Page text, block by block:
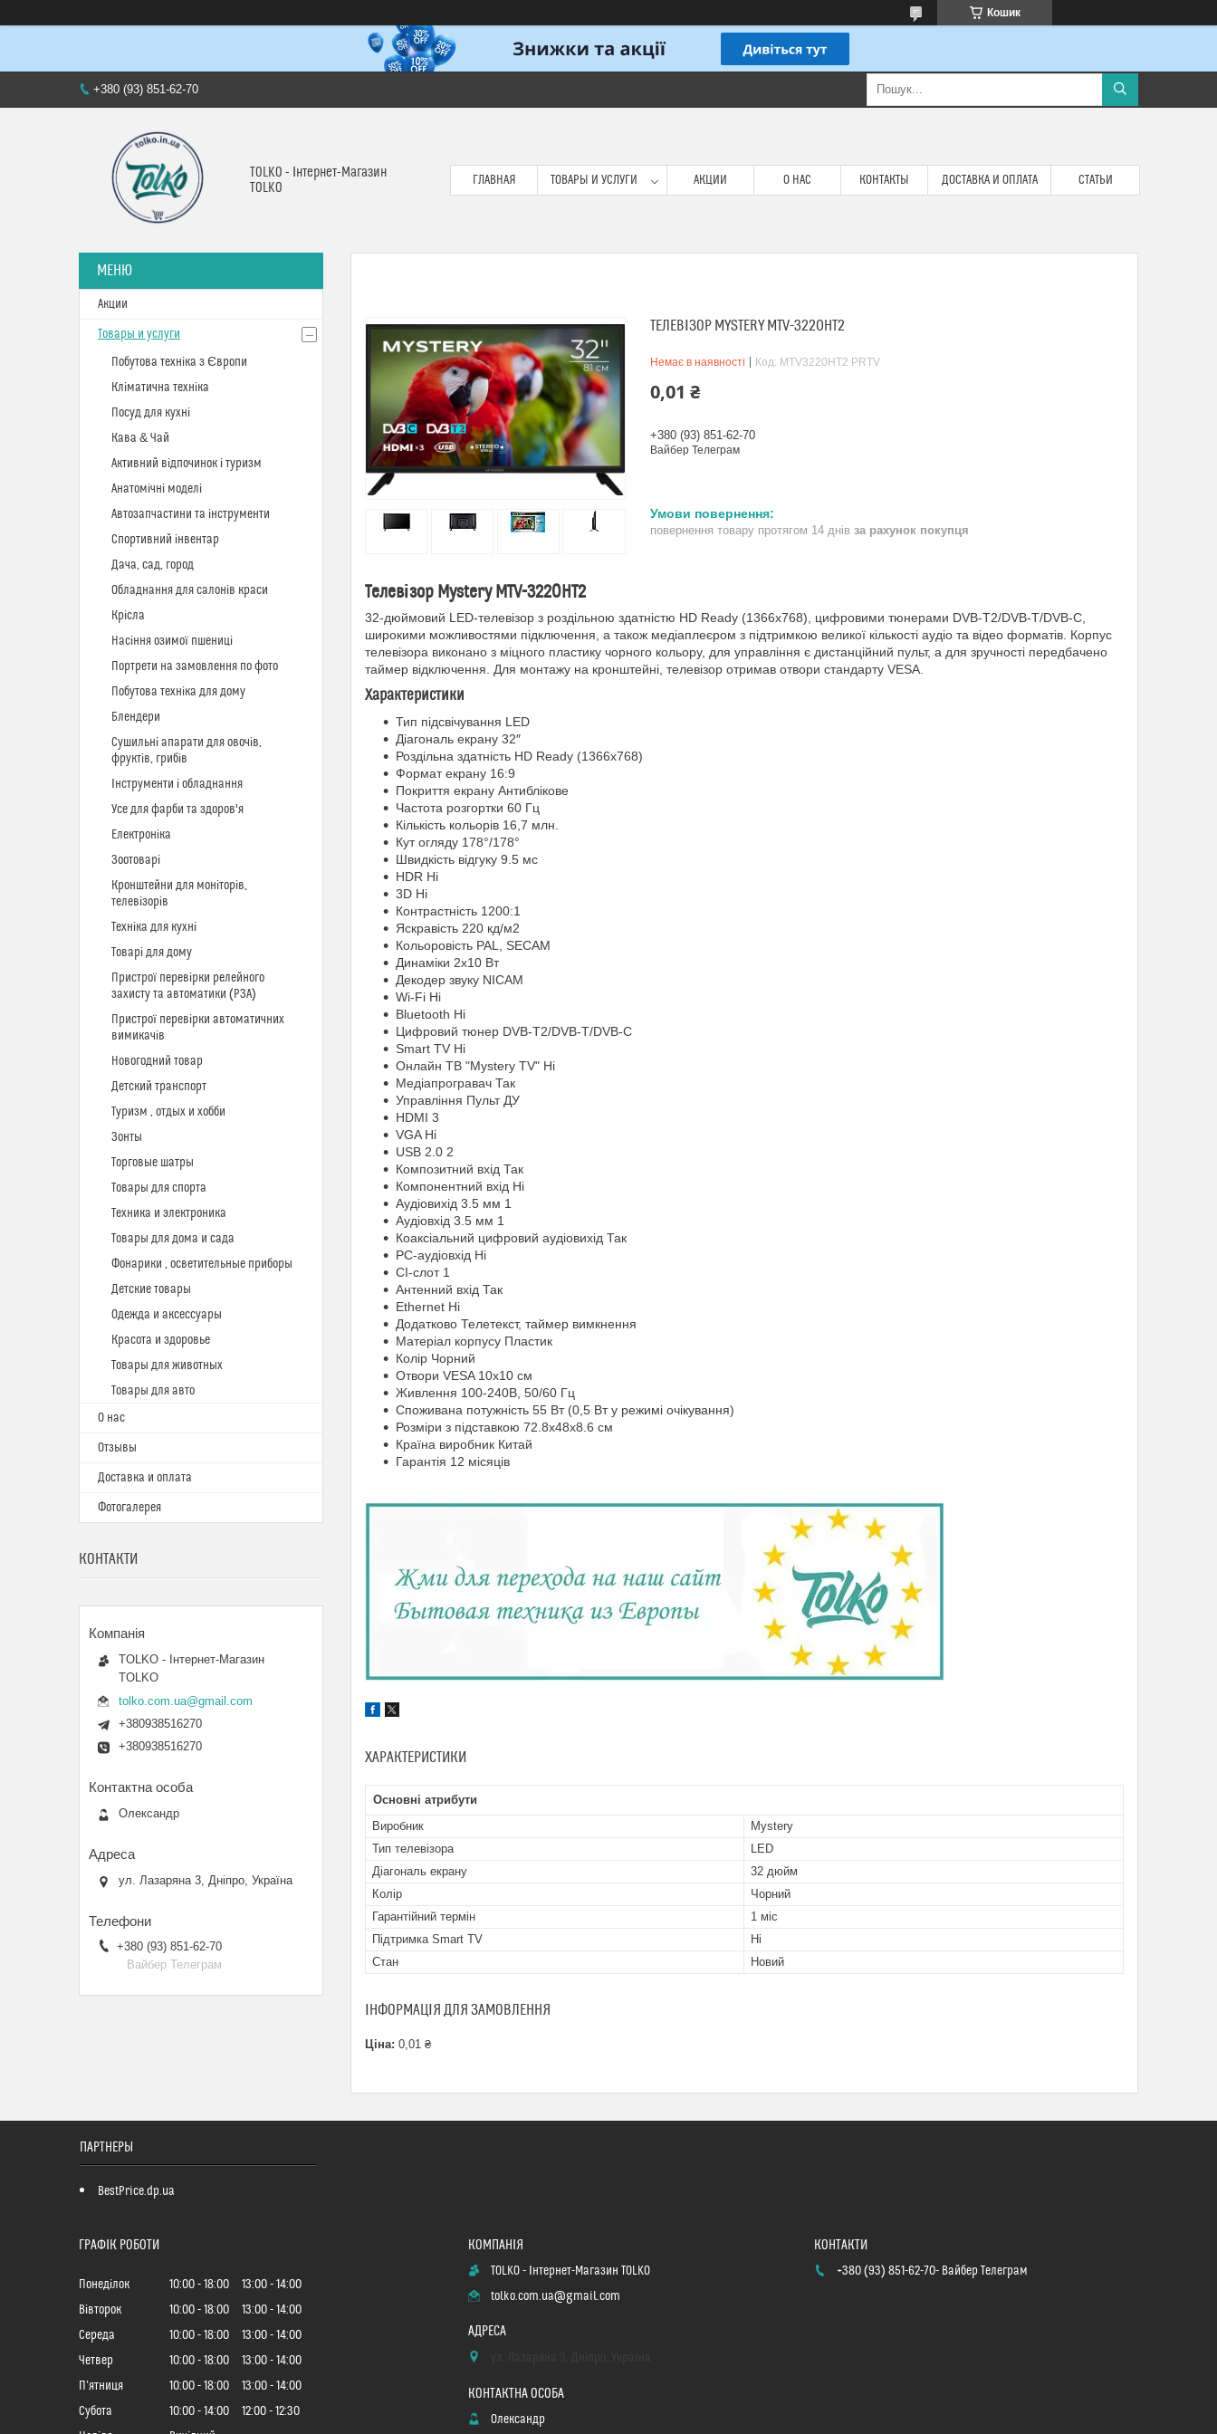
Кошик
+380 (93) 851-62-70
TOLKO - Інтернет-Магазин
TOLKO
ГЛАВНАЯ ТОВАРЫ И УСЛУГИ АКЦИИ О НАС КОНТАКТЫ ДОСТАВКА И ОПЛАТА СТАТЬИ
ТЕЛЕВІЗОР MYSTERY MTV-3220HT2
Немає в наявності Код: MTV3220HT2 PRTV
0,01 ₴
+380 (93) 851-62-70
Вайбер Телеграм
повернення товару протягом 14 днів за рахунок покупця
Телевізор Mystery MTV-3220HT2
32-дюймовий LED-телевізор з роздільною здатністю HD Ready (1366х768), цифровими тюнерами DVB-T2/DVB-T/DVB-C,
широкими можливостями підключення, а також медіаплеєром з підтримкою великої кількості аудіо та відео форматів. Корпус
телевізора виконано з міцного пластику чорного кольору, для управління є дистанційний пульт, а для зручності передбачено
таймер відключення. Для монтажу на кронштейні, телевізор отримав отвори стандарту VESA.
Характеристики
Тип підсвічування LED
Діагональ екрану 32″
Роздільна здатність HD Ready (1366x768)
Формат екрану 16:9
Покриття екрану Антиблікове
Частота розгортки 60 Гц
Кількість кольорів 16,7 млн.
Кут огляду 178°/178°
Швидкість відгуку 9.5 мс
HDR Ні
3D Ні
Контрастність 1200:1
Яскравість 220 кд/м2
Кольоровість PAL, SECAM
Динаміки 2x10 Вт
Декодер звуку NICAM
Wi-Fi Ні
Bluetooth Ні
Цифровий тюнер DVB-T2/DVB-T/DVB-C
Smart TV Ні
Онлайн ТВ "Mystery TV" Ні
Медіапрогравач Так
Управління Пульт ДУ
HDMI 3
VGA Ні
USB 2.0 2
Композитний вхід Так
Компонентний вхід Ні
Аудіовихід 3.5 мм 1
Аудіовхід 3.5 мм 1
Коаксіальний цифровий аудіовихід Так
PC-аудіовхід Ні
CI-слот 1
Антенний вхід Так
Ethernet Ні
Додатково Телетекст, таймер вимкнення
Матеріал корпусу Пластик
Колір Чорний
Отвори VESA 10x10 см
Живлення 100-240В, 50/60 Гц
Споживана потужність 55 Вт (0,5 Вт у режимі очікування)
Розміри з підставкою 72.8x48x8.6 см
Країна виробник Китай
Гарантія 12 місяців
ХАРАКТЕРИСТИКИ
Основні атрибути
Виробник
Mystery
Тип телевізора
LED
Діагональ екрану
32 дюйм
Колір
Чорний
Гарантійний термін
1 міс
Підтримка Smart TV
Ні
Стан
Новий
ІНФОРМАЦІЯ ДЛЯ ЗАМОВЛЕННЯ
Ціна: 0,01 ₴
Акции
Товары и услуги
Побутова техніка з Європи
Кліматична техніка
Посуд для кухні
Кава & Чай
Активний відпочинок і туризм
Анатомічні моделі
Автозапчастини та інструменти
Спортивний інвентар
Дача, сад, город
Обладнання для салонів краси
Крісла
Насіння озимої пшениці
Портрети на замовлення по фото
Побутова техніка для дому
Блендери
Сушильні апарати для овочів,
фруктів, грибів
Інструменти і обладнання
Усе для фарби та здоров'я
Електроніка
Зоотоварі
Кронштейни для моніторів,
телевізорів
Техніка для кухні
Товарі для дому
Пристрої перевірки релейного
захисту та автоматики (РЗА)
Пристрої перевірки автоматичних
вимикачів
Новогодний товар
Детский транспорт
Туризм , отдых и хобби
Зонты
Торговые шатры
Товары для спорта
Техника и электроника
Товары для дома и сада
Фонарики , осветительные приборы
Детские товары
Одежда и аксессуары
Красота и здоровье
Товары для животных
Товары для авто
О нас
Отзывы
Доставка и оплата
Фотогалерея
КОНТАКТИ
TOLKO - Інтернет-Магазин
TOLKO
tolko.com.ua@gmail.com
+380938516270
+380938516270
Олександр
ул. Лазаряна 3, Дніпро, Україна
+380 (93) 851-62-70
Вайбер Телеграм
ПАРТНЕРЫ
BestPrice.dp.ua
ГРАФІК РОБОТИ
Понеділок 10:00 18:00 13:00
14:00
Вівторок
10:00 18:00 13:00
14:00
Середа
10:00 18:00 13:00
14:00
Четвер
10:00 18:00 13:00
14:00
Пʼятниця
10:00 18:00 13:00
14:00
Субота
10:00 14:00 12:00
12:30
TOLKO - Інтернет-Магазин TOLKO
tolko.com.ua@gmail.com
Олександр
+380 (93) 851-62-70 Вайбер Телеграм